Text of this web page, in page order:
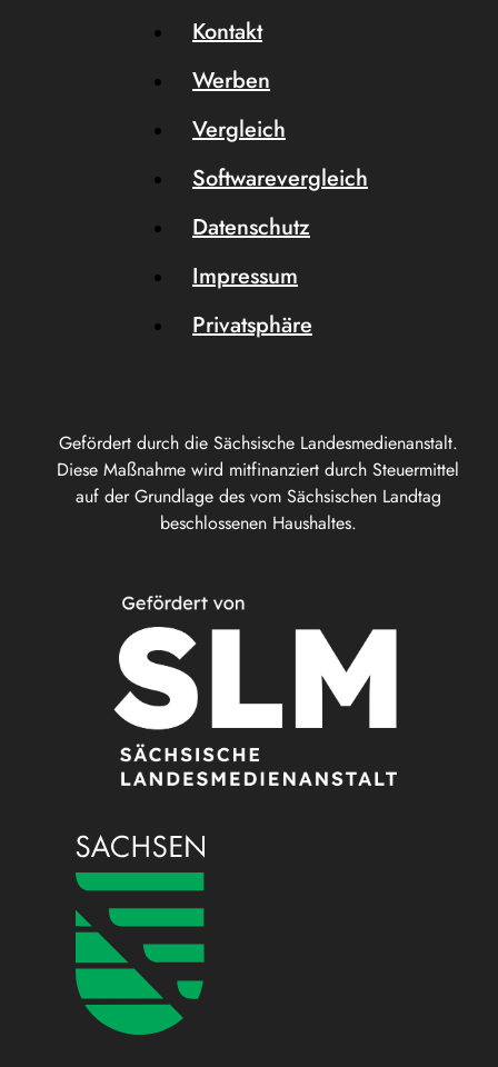
Gefördert durch die Sächsische Landesmedienanstalt.
Diese Maßnahme wird mitfinanziert durch Steuermittel
auf der Grundlage des vom Sächsischen Landtag
beschlossenen Haushaltes.
Kontakt
Werben
Vergleich
Softwarevergleich
Datenschutz
Impressum
Privatsphäre